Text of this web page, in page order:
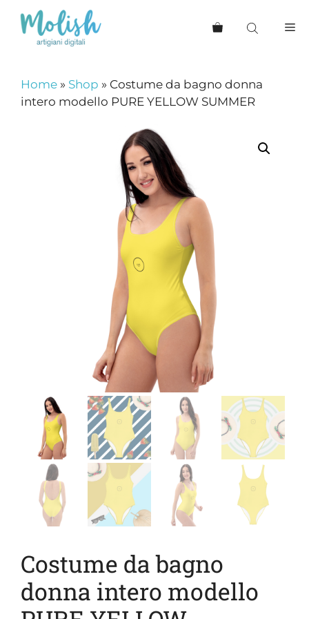
contenuto
Home » Shop » Costume da bagno donna
intero modello PURE YELLOW SUMMER
Costume da bagno
donna intero modello